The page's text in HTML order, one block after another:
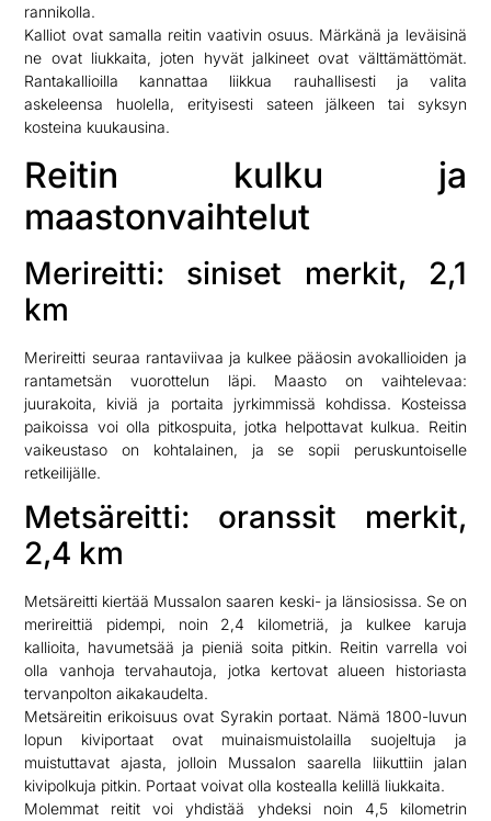
rannikolla.
Kalliot ovat samalla reitin vaativin osuus. Märkänä ja leväisinä
ne ovat liukkaita, joten hyvät jalkineet ovat välttämättömät.
Rantakallioilla kannattaa liikkua rauhallisesti ja valita
askeleensa huolella, erityisesti sateen jälkeen tai syksyn
kosteina kuukausina.
Reitin kulku ja
maastonvaihtelut
Merireitti: siniset merkit, 2,1
km
Merireitti seuraa rantaviivaa ja kulkee pääosin avokallioiden ja
rantametsän vuorottelun läpi. Maasto on vaihtelevaa:
juurakoita, kiviä ja portaita jyrkimmissä kohdissa. Kosteissa
paikoissa voi olla pitkospuita, jotka helpottavat kulkua. Reitin
vaikeustaso on kohtalainen, ja se sopii peruskuntoiselle
retkeilijälle.
Metsäreitti: oranssit merkit,
2,4 km
Metsäreitti kiertää Mussalon saaren keski- ja länsiosissa. Se on
merireittiä pidempi, noin 2,4 kilometriä, ja kulkee karuja
kallioita, havumetsää ja pieniä soita pitkin. Reitin varrella voi
olla vanhoja tervahautoja, jotka kertovat alueen historiasta
tervanpolton aikakaudelta.
Metsäreitin erikoisuus ovat Syrakin portaat. Nämä 1800-luvun
lopun kiviportaat ovat muinaismuistolailla suojeltuja ja
muistuttavat ajasta, jolloin Mussalon saarella liikuttiin jalan
kivipolkuja pitkin. Portaat voivat olla kostealla kelillä liukkaita.
Molemmat reitit voi yhdistää yhdeksi noin 4,5 kilometrin